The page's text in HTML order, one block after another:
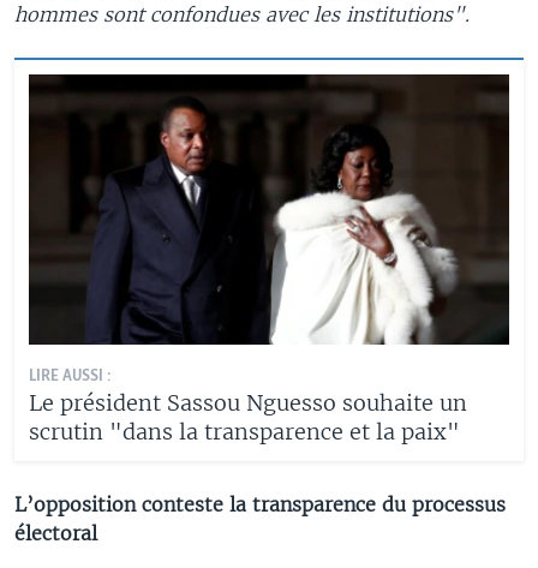
hommes sont confondues avec les institutions".
LIRE AUSSI :
Le président Sassou Nguesso souhaite un
scrutin "dans la transparence et la paix"
L’opposition conteste la transparence du processus
électoral